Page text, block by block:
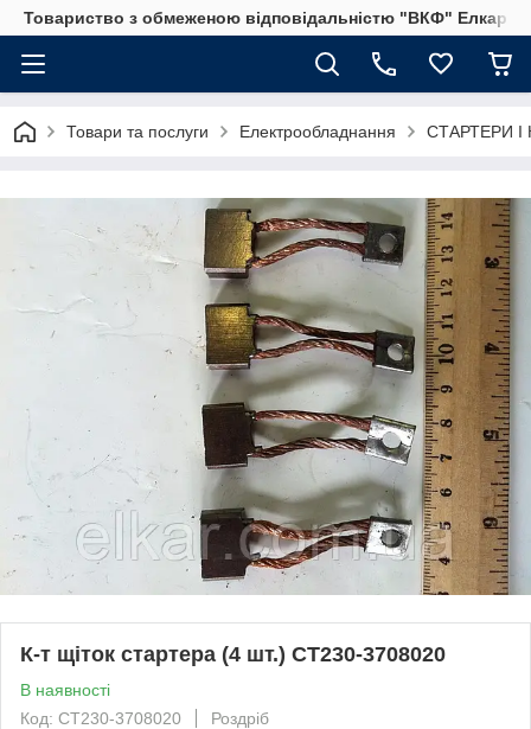
Товариство з обмеженою відповідальністю "ВКФ" Елкар"
Товари та послуги Електрообладнання СТАРТЕРИ І
К-т щіток стартера (4 шт.) СТ230-3708020
В наявності
Код: СТ230-3708020
Роздріб